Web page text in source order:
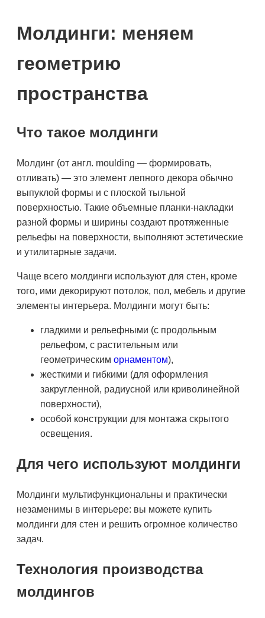
Молдинги: меняем
геометрию
пространства
Что такое молдинги
Молдинг (от англ. moulding — формировать,
отливать) — это элемент лепного декора обычно
выпуклой формы и с плоской тыльной
поверхностью. Такие объемные планки-накладки
разной формы и ширины создают протяженные
рельефы на поверхности, выполняют эстетические
и утилитарные задачи.
Чаще всего молдинги используют для стен, кроме
того, ими декорируют потолок, пол, мебель и другие
элементы интерьера. Молдинги могут быть:
гладкими и рельефными (с продольным
рельефом, с растительным или
геометрическим орнаментом),
жесткими и гибкими (для оформления
закругленной, радиусной или криволинейной
поверхности),
особой конструкции для монтажа скрытого
освещения.
Для чего используют молдинги
Молдинги мультифункциональны и практически
незаменимы в интерьере: вы можете купить
молдинги для стен и решить огромное количество
задач.
Технология производства
молдингов